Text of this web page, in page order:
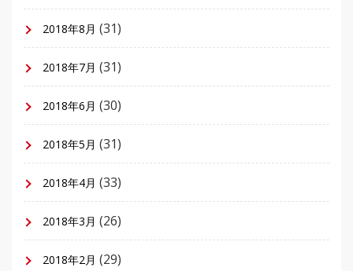
2018年8月 (31)
2018年7月 (31)
2018年6月 (30)
2018年5月 (31)
2018年4月 (33)
2018年3月 (26)
2018年2月 (29)